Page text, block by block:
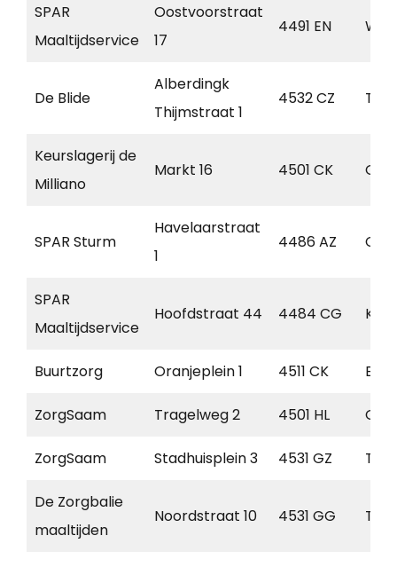
SPAR
Maaltijdservice
Oostvoorstraat
17
4491 EN
De Blide
Alberdingk
Thijmstraat 1
4532 CZ
Keurslagerij de
Milliano
Markt 16 4501 CK
SPAR Sturm
Havelaarstraat
1
4486 AZ
SPAR
Maaltijdservice
Hoofdstraat 44 4484 CG
Buurtzorg Oranjeplein 1 4511 CK
ZorgSaam Tragelweg 2 4501 HL
ZorgSaam Stadhuisplein 3 4531 GZ
De Zorgbalie
maaltijden
Noordstraat 10 4531 GG